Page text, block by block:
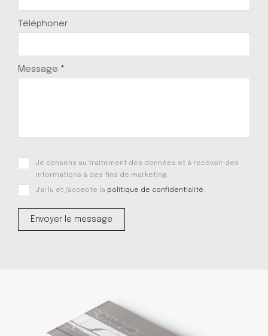
Téléphoner
Message *
Je consens au traitement des données et à recevoir des
informations à des fins de marketing.
J'ai lu et j'accepte la politique de confidentialité.